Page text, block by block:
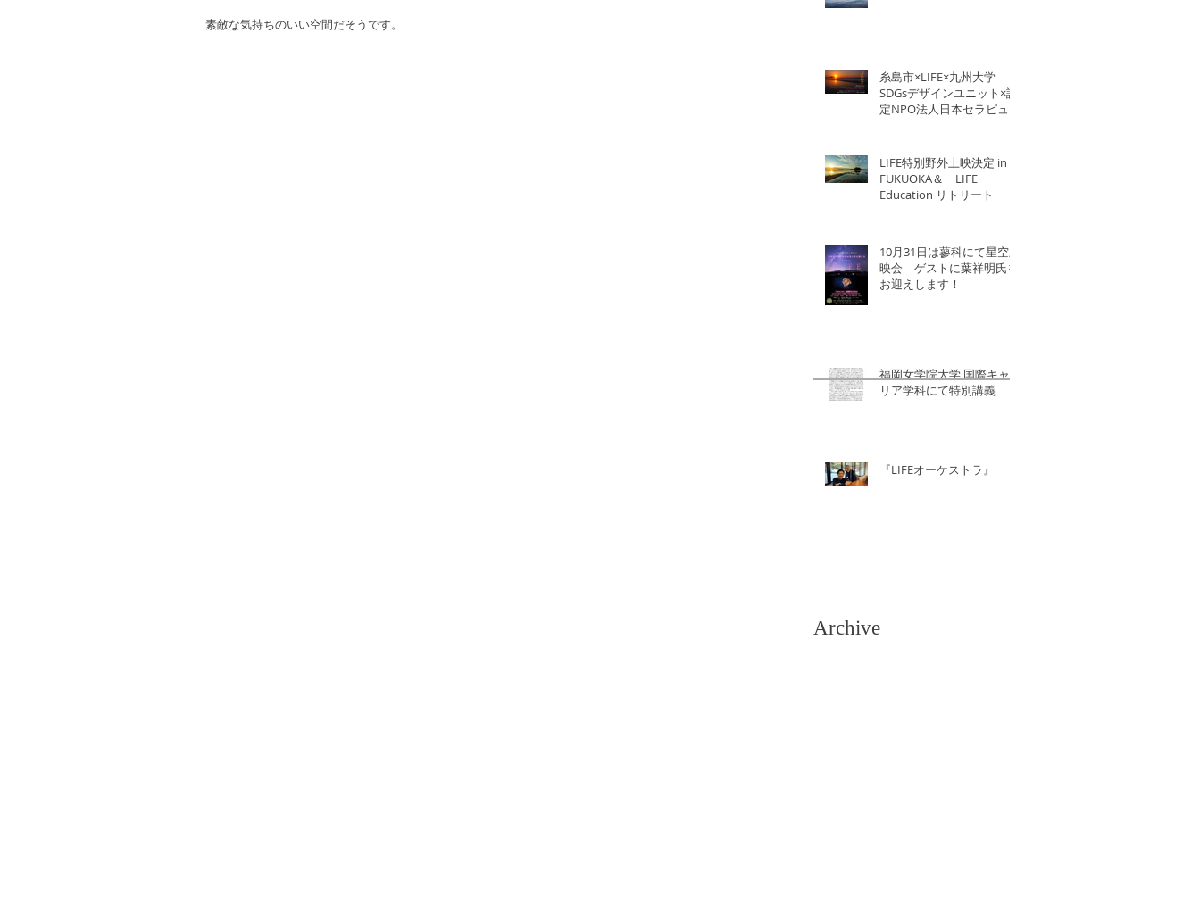
素敵な気持ちのいい空間だそうです。
糸島市×LIFE×九州大学
SDGsデザインユニット×認
定NPO法人日本セラピュー
LIFE特別野外上映決定 in
FUKUOKA＆ LIFE
Education リトリート
10月31日は蓼科にて星空上
映会 ゲストに葉祥明氏を
お迎えします！
福岡女学院大学 国際キャ
リア学科にて特別講義
『LIFEオーケストラ』
Archive